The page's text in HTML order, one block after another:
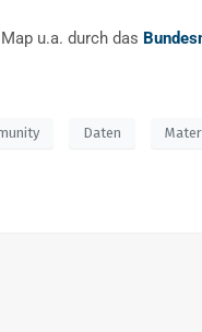
u.a. durch das
Daten